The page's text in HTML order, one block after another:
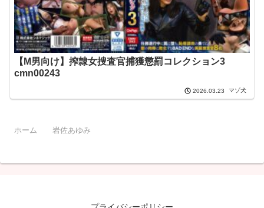
【M男向け】搾隷女捜査官捕獲懲罰コレクション3
cmn00243
2026.03.23 マゾ犬
ホーム 岩佐あゆみ